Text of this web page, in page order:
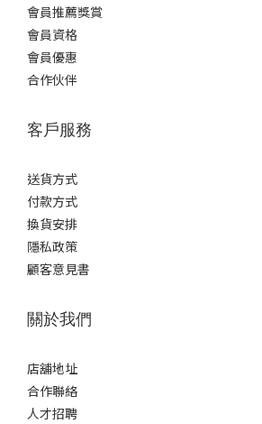
會員推薦獎賞
會員資格
會員優惠
合作伙伴
客戶服務
送貨方式
付款方式
換貨安排
隱私政策
顧客意見書
關於我們
店舖地址
合作聯絡
人才招聘